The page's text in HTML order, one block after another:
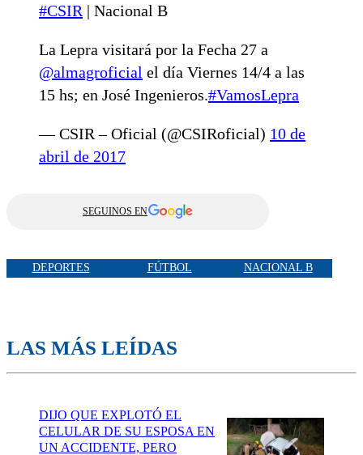
#CSIR | Nacional B
La Lepra visitará por la Fecha 27 a
@almagroficial el día Viernes 14/4 a las
15 hs; en José Ingenieros.#VamosLepra
— CSIR – Oficial (@CSIRoficial) 10 de
abril de 2017
SEGUINOS EN
DEPORTES FÚTBOL NACIONAL B
LAS MÁS LEÍDAS
DIJO QUE EXPLOTÓ EL
CELULAR DE SU ESPOSA EN
UN ACCIDENTE, PERO